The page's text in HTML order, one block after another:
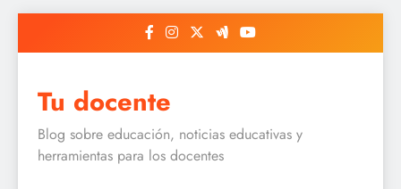
Tu docente
Blog sobre educación, noticias educativas y
herramientas para los docentes